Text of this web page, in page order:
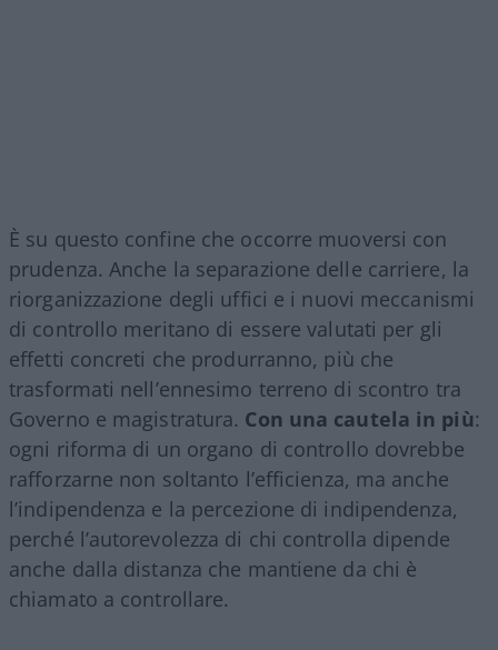
È su questo confine che occorre muoversi con
prudenza. Anche la separazione delle carriere, la
riorganizzazione degli uffici e i nuovi meccanismi
di controllo meritano di essere valutati per gli
effetti concreti che produrranno, più che
trasformati nell’ennesimo terreno di scontro tra
Governo e magistratura. Con una cautela in più:
ogni riforma di un organo di controllo dovrebbe
rafforzarne non soltanto l’efficienza, ma anche
l’indipendenza e la percezione di indipendenza,
perché l’autorevolezza di chi controlla dipende
anche dalla distanza che mantiene da chi è
chiamato a controllare.